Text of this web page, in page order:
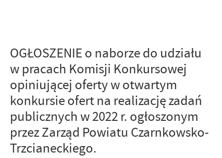
OGŁOSZENIE o naborze do udziału
w pracach Komisji Konkursowej
opiniującej oferty w otwartym
konkursie ofert na realizację zadań
publicznych w 2022 r. ogłoszonym
przez Zarząd Powiatu Czarnkowsko-
Trzcianeckiego.